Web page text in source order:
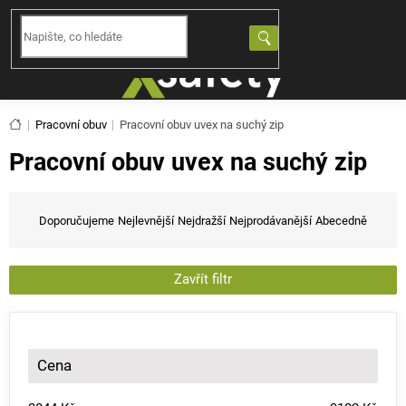
Přejít
obsah
Domů
Pracovní obuv Pracovní obuv uvex na suchý zip
Pracovní obuv uvex na suchý zip
a
e
í
o
d
u
Doporučujeme Nejlevnější Nejdražší Nejprodávanější Abecedně
Zavřít filtr
Cena